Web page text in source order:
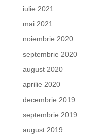
iulie 2021
mai 2021
noiembrie 2020
septembrie 2020
august 2020
aprilie 2020
decembrie 2019
septembrie 2019
august 2019